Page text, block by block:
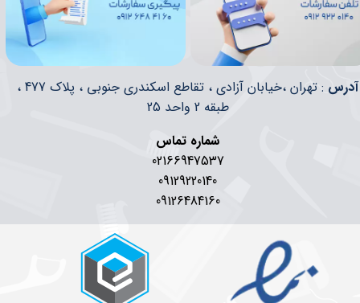
​​آدرس
: تهران ،خیابان آزادی ، تقاطع اسکندری جنوبی ، پلاک 477 ،
طبقه 2 واحد 25
شماره تماس
02166947537
09129220140
09126484160